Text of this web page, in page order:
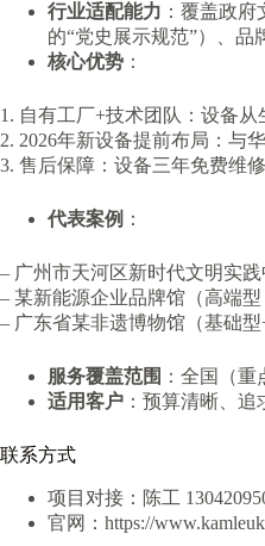
行业适配能力 ：覆盖政
的“党史展示规范”）、品
核心优势 ：
1. 自有工厂+技术团队：设备从
2. 2026年新设备提前布局：与
3. 售后保障：设备三年免费维
代表案例 ：
– 广州市天河区新时代文明实践
– 某新能源企业品牌馆（高端型
– 广东省某非遗博物馆（基础型
服务覆盖范围 ：全国（
适用客户 ：预算清晰、
联系方式
项目对接：陈工
官网：https://